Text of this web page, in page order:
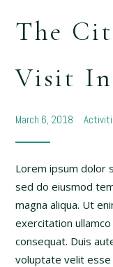
The
Visit In
March 6, 2018
Lorem ipsum dolor
sed do eiusmod
magna aliqua. Ut
exercitation
consequat. Duis
voluptate velit esse